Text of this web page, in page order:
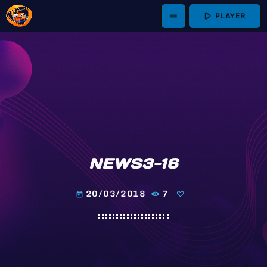
menu play_arrow PLAYER
NEWS3-16
today 20/03/2018 7